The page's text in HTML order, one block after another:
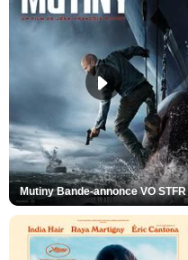
Mutiny Bande-annonce VO STFR